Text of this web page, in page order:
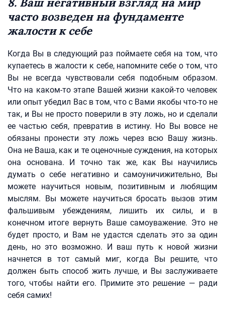
часто возведен на фундаменте
жалости к себе
Когда Вы в следующий раз поймаете себя на том, что
купаетесь в жалости к себе, напомните себе о том, что
Вы не всегда чувствовали себя подобным образом.
Что на каком-то этапе Вашей жизни какой-то человек
или опыт убедил Вас в том, что с Вами якобы что-то не
так, и Вы не просто поверили в эту ложь, но и сделали
ее частью себя, превратив в истину. Но Вы вовсе не
обязаны пронести эту ложь через всю Вашу жизнь.
Она не Ваша, как и те оценочные суждения, на которых
она основана. И точно так же, как Вы научились
думать о себе негативно и самоуничижительно, Вы
можете научиться новым, позитивным и любящим
мыслям. Вы можете научиться бросать вызов этим
фальшивым убеждениям, лишить их силы, и в
конечном итоге вернуть Ваше самоуважение. Это не
будет просто, и Вам не удастся сделать это за один
день, но это возможно. И ваш путь к новой жизни
начнется в тот самый миг, когда Вы решите, что
должен быть способ жить лучше, и Вы заслуживаете
того, чтобы найти его. Примите это решение — ради
себя самих!